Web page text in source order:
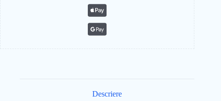
Descriere